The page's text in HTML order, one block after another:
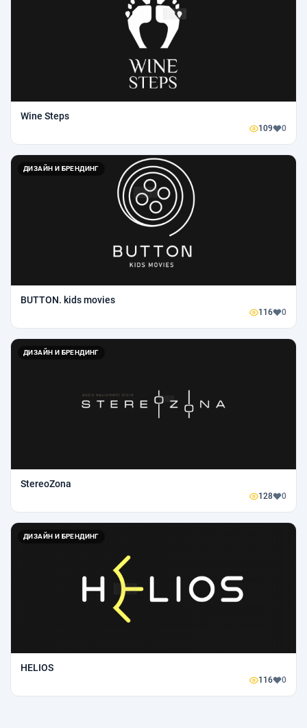
Wine Steps
109 0
ДИЗАЙН И БРЕНДИНГ
BUTTON. kids movies
116 0
ДИЗАЙН И БРЕНДИНГ
StereoZona
128 0
ДИЗАЙН И БРЕНДИНГ
HELIOS
116 0